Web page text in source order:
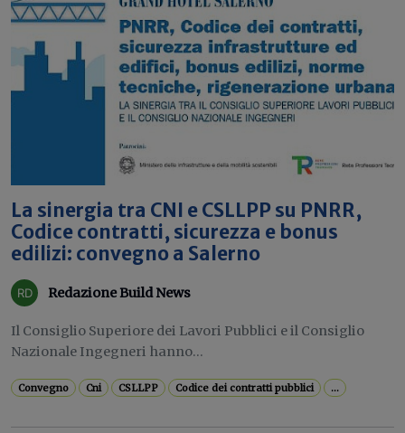
La sinergia tra CNI e CSLLPP su PNRR,
Codice contratti, sicurezza e bonus
edilizi: convegno a Salerno
Redazione Build News
Il Consiglio Superiore dei Lavori Pubblici e il Consiglio
Nazionale Ingegneri hanno...
Convegno Cni CSLLPP Codice dei contratti pubblici ...